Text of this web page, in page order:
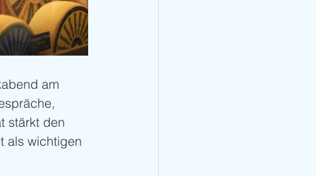
am
stärkt den
als wichtigen